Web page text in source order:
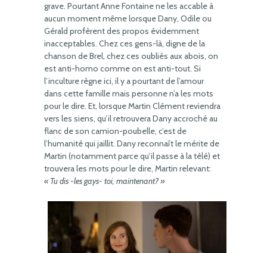
grave. Pourtant Anne Fontaine ne les accable à
aucun moment même lorsque Dany, Odile ou
Gérald profèrent des propos évidemment
inacceptables. Chez ces gens-là, digne de la
chanson de Brel, chez ces oubliés aux abois, on
est anti-homo comme on est anti-tout. Si
l’inculture règne ici, il y a pourtant de l’amour
dans cette famille mais personne n’a les mots
pour le dire. Et, lorsque Martin Clément reviendra
vers les siens, qu’il retrouvera Dany accroché au
flanc de son camion-poubelle, c’est de
l’humanité qui jaillit. Dany reconnaît le mérite de
Martin (notamment parce qu’il passe à la télé) et
trouvera les mots pour le dire, Martin relevant:
« Tu dis -les gays- toi, maintenant? »